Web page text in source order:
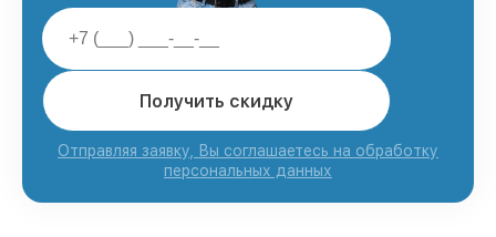
Получить скидку
Отправляя заявку, Вы соглашаетесь на обработку
персональных данных